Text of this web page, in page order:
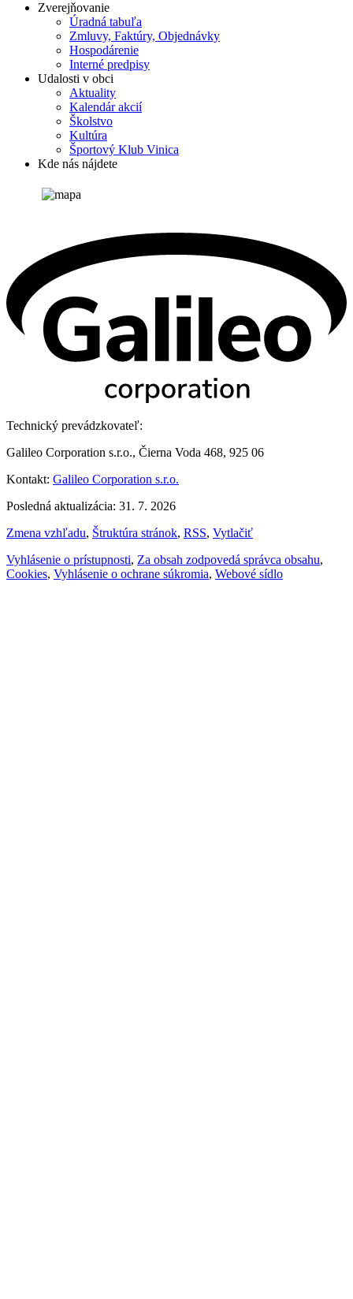
Zverejňovanie
Úradná tabuľa
Zmluvy, Faktúry, Objednávky
Hospodárenie
Interné predpisy
Udalosti v obci
Aktuality
Kalendár akcií
Školstvo
Kultúra
Športový Klub Vinica
Kde nás nájdete
Technický prevádzkovateľ:
Galileo Corporation s.r.o., Čierna Voda 468, 925 06
Kontakt: Galileo Corporation s.r.o.
Posledná aktualizácia: 31. 7. 2026
Zmena vzhľadu, Štruktúra stránok, RSS, Vytlačiť
Vyhlásenie o prístupnosti, Za obsah zodpovedá správca obsahu,
Cookies, Vyhlásenie o ochrane súkromia, Webové sídlo